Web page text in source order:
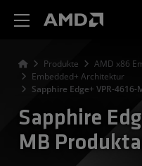
Produkte
AMD x86
Embedded+ Architektur
Sapphire Edge+ VPR-
Sapphire
MB